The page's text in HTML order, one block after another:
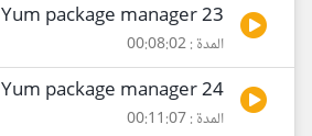
23 CentOS 7 Yum package manager
المدة : 00:08:02
24 CentOS 7 Yum package manager
المدة : 00:11:07